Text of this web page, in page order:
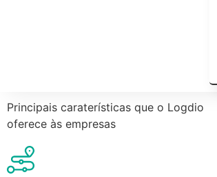
Principais caraterísticas que o Logdio
oferece às empresas